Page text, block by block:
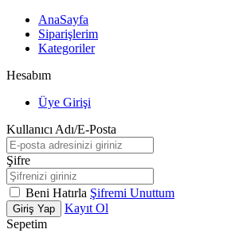
AnaSayfa
Siparişlerim
Kategoriler
Hesabım
Üye Girişi
Kullanıcı Adı/E-Posta
Şifre
Beni Hatırla Şifremi Unuttum
Giriş Yap
Kayıt Ol
Sepetim